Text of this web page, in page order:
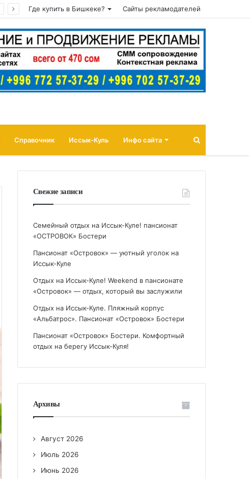
Где купить в Бишкеке? Сайты рекламодателей
Справочник Иссык-Куль Инфо сайта
Свежие записи
Семейный отдых на Иссык-Куле! пансионат
«ОСТРОВОК» Бостери
Пансионат «Островок» — уютный уголок на
Иссык-Куле
Отдых на Иссык-Куле! Weekend в пансионате
«Островок» — отдых, который вы заслужили
Отдых на Иссык-Куле. Пляжный корпус
«Альбатрос». Пансионат «Островок» Бостери
Пансионат «Островок» Бостери. Комфортный
отдых на берегу Иссык-Куля!
Архивы
Август 2026
Июль 2026
Июнь 2026